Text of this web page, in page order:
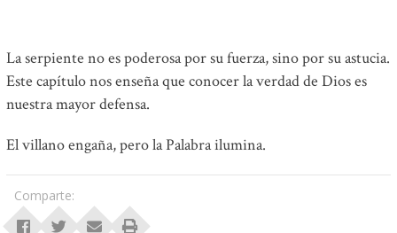
La serpiente no es poderosa por su fuerza, sino por su astucia.
Este capítulo nos enseña que conocer la verdad de Dios es
nuestra mayor defensa.
El villano engaña, pero la Palabra ilumina.
Comparte: